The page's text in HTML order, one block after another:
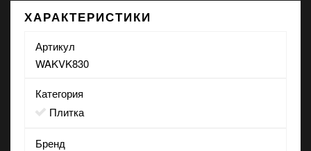
ХАРАКТЕРИСТИКИ
Артикул
WAKVK830
Категория
Плитка
Бренд